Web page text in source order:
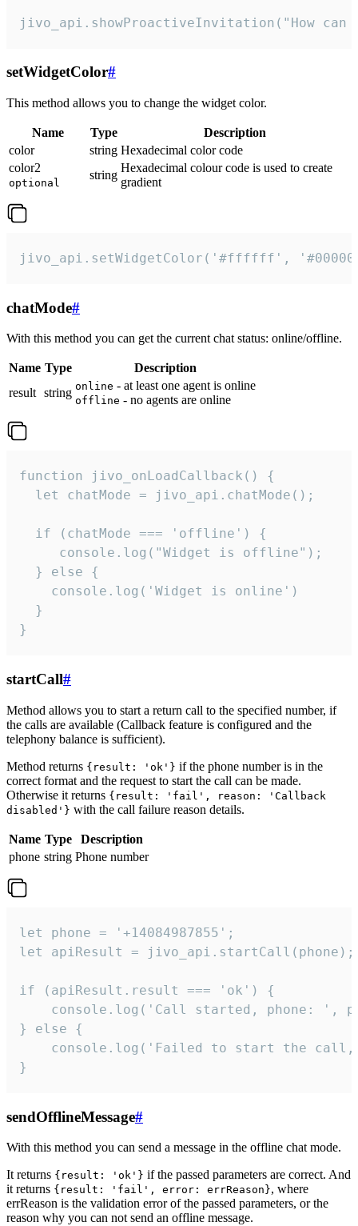
jivo_api.showProactiveInvitation("How
setWidgetColor#
This method allows you to change the widget color.
Name Type
Description
color
string Hexadecimal color code
color2
optional
string
Hexadecimal colour code is used to create
gradient
jivo_api.setWidgetColor('#ffffff',
chatMode#
With this method you can get the current chat status: online/offline.
Name Type
Description
result string online - at least one agent is online
offline - no agents are online
function jivo_onLoadCallback() {
  let chatMode = jivo_api.chatMode();
  if (chatMode === 'offline') {
     console.log("Widget is offline");
  } else {
    console.log('Widget is online')
  }
}
startCall#
Method allows you to start a return call to the specified number, if
the calls are available (Callback feature is configured and the
telephony balance is sufficient).
Method returns {result: 'ok'} if the phone number is in the
correct format and the request to start the call can be made.
Otherwise it returns {result: 'fail', reason: 'Callback
disabled'} with the call failure reason details.
Name Type
Description
phone string Phone number
let phone = '+14084987855';
let apiResult = jivo_api.startCall(phone);
if (apiResult.result === 'ok') {
console.log('Call started, phone: ',
} else {
console.log('Failed to start the
}
sendOfflineMessage#
With this method you can send a message in the offline chat mode.
It returns {result: 'ok'} if the passed parameters are correct. And
it returns {result: 'fail', error: errReason}, where
errReason is the validation error of the passed parameters, or the
reason why you can not send an offline message.